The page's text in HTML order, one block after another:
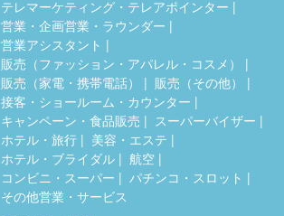
テレマーケティング・テレアポインター
営業・企画営業・ラウンダー
営業アシスタント
販売（ファッション・アパレル・コスメ）
販売（家電・携帯電話）
販売（その他）
接客・ショールーム・カウンター
キャンペーン・食品販売
スーパーバイザー
ホテル・旅行
美容・エステ
ホテル・ブライダル
航空
コンビニ・スーパー
パチンコ・スロット
その他営業・サービス